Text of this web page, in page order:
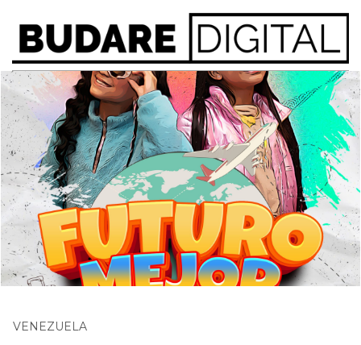
VENEZUELA